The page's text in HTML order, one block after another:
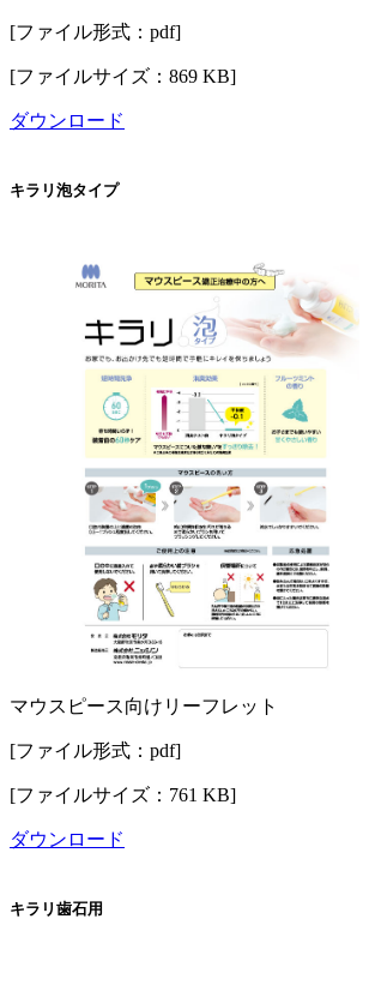
[ファイル形式：pdf]
[ファイルサイズ：869 KB]
ダウンロード
キラリ泡タイプ
マウスピース向けリーフレット
[ファイル形式：pdf]
[ファイルサイズ：761 KB]
ダウンロード
キラリ歯石用